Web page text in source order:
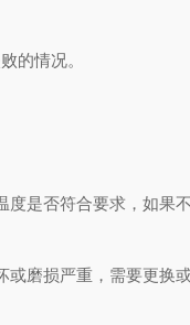
的情况。
是否符合要求，如果不
磨损严重，需要更换或